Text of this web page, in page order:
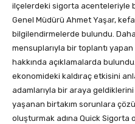
ilçelerdeki sigorta acenteleriyle
Genel Müdürü Ahmet Yaşar,
bilgilendirmelerde bulundu.
mensuplarıyla bir toplantı
hakkında açıklamalarda
ekonomideki kaldıraç etkisini
adamlarıyla bir araya
yaşanan birtakım sorunlara
oluşturmak adına Quick